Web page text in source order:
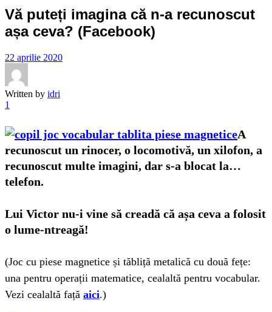
Vă puteți imagina că n-a recunoscut
așa ceva? (Facebook)
22 aprilie 2020
Written by idri
1
A
recunoscut un rinocer, o locomotivă, un xilofon, a
recunoscut multe imagini, dar s-a blocat la…
telefon.
Lui Victor nu-i vine să creadă că așa ceva a folosit
o lume-ntreagă!
(Joc cu piese magnetice și tăbliță metalică cu două fețe:
una pentru operații matematice, cealaltă pentru vocabular.
Vezi cealaltă față aici.)